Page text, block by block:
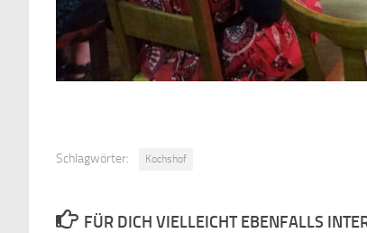
Schlagwörter: Kochshof
FÜR DICH VIELLEICHT EBENFALLS